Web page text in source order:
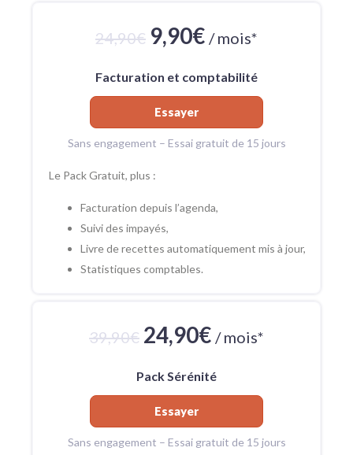
24,90€ 9,90€ / mois*
Facturation et comptabilité
Essayer
Sans engagement – Essai gratuit de 15 jours
Le Pack Gratuit, plus :
Facturation depuis l’agenda,
Suivi des impayés,
Livre de recettes automatiquement mis à jour,
Statistiques comptables.
39,90€ 24,90€ / mois*
Pack Sérénité
Essayer
Sans engagement – Essai gratuit de 15 jours